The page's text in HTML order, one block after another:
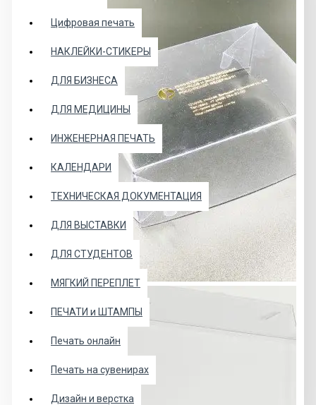
Цифровая печать
НАКЛЕЙКИ-СТИКЕРЫ
ДЛЯ БИЗНЕСА
ДЛЯ МЕДИЦИНЫ
ИНЖЕНЕРНАЯ ПЕЧАТЬ
КАЛЕНДАРИ
ТЕХНИЧЕСКАЯ ДОКУМЕНТАЦИЯ
ДЛЯ ВЫСТАВКИ
ДЛЯ СТУДЕНТОВ
МЯГКИЙ ПЕРЕПЛЕТ
ПЕЧАТИ и ШТАМПЫ
Печать онлайн
Печать на сувенирах
Дизайн и верстка